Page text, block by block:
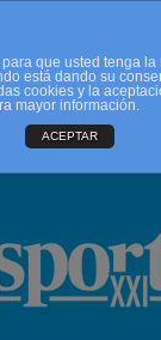
CONTACTO
que usted tenga
está dando su
cookies y la
mayor información.
ACEPTAR